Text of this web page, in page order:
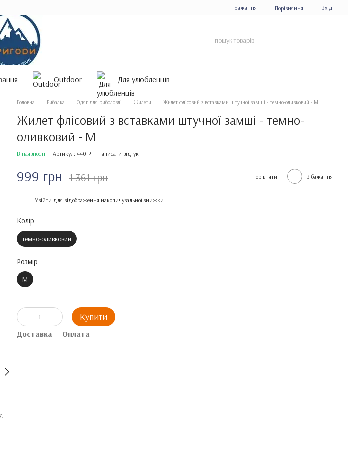
Бажання Порівняння Вхід
Outdoor Для улюбленців
Головна Рибалка Одяг для риболовлі Жилети Жилет флісовий з вставками штучної замші - темно-оливковий - M
Жилет флісовий з вставками штучної замші - темно-
оливковий - M
В наявності Артикул: 440-P Написати відгук
999 грн 1 361 грн Порівняти В бажання
Увійти для відображення накопичувальної знижки
Колір
темно-оливковий
Розмір
M
Купити
Доставка Оплата